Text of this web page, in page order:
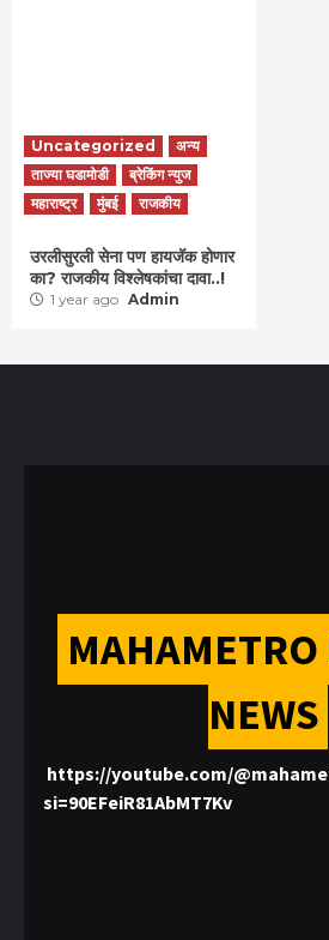
Uncategorized
अन्य
ताज्या घडामोडी
ब्रेकिंग न्युज
महाराष्ट्र
मुंबई राजकीय
उरलीसुरली सेना पण हायजॅक होणार
का? राजकीय विश्लेषकांचा दावा..!
1 year ago Admin
NEWS
https://youtube.com/
si=90EFeiR81AbMT7Kv